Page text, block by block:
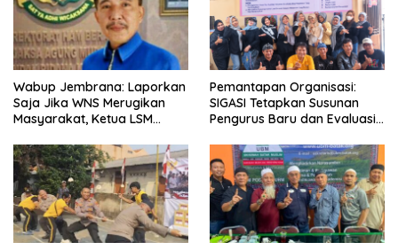
Wabup Jembrana: Laporkan
Saja Jika WNS Merugikan
Masyarakat, Ketua LSM
Tindak Tegas Oknum
Anggota Kelompok Ahli
Pemkab
Pemantapan Organisasi:
SIGASI Tetapkan Susunan
Pengurus Baru dan Evaluasi